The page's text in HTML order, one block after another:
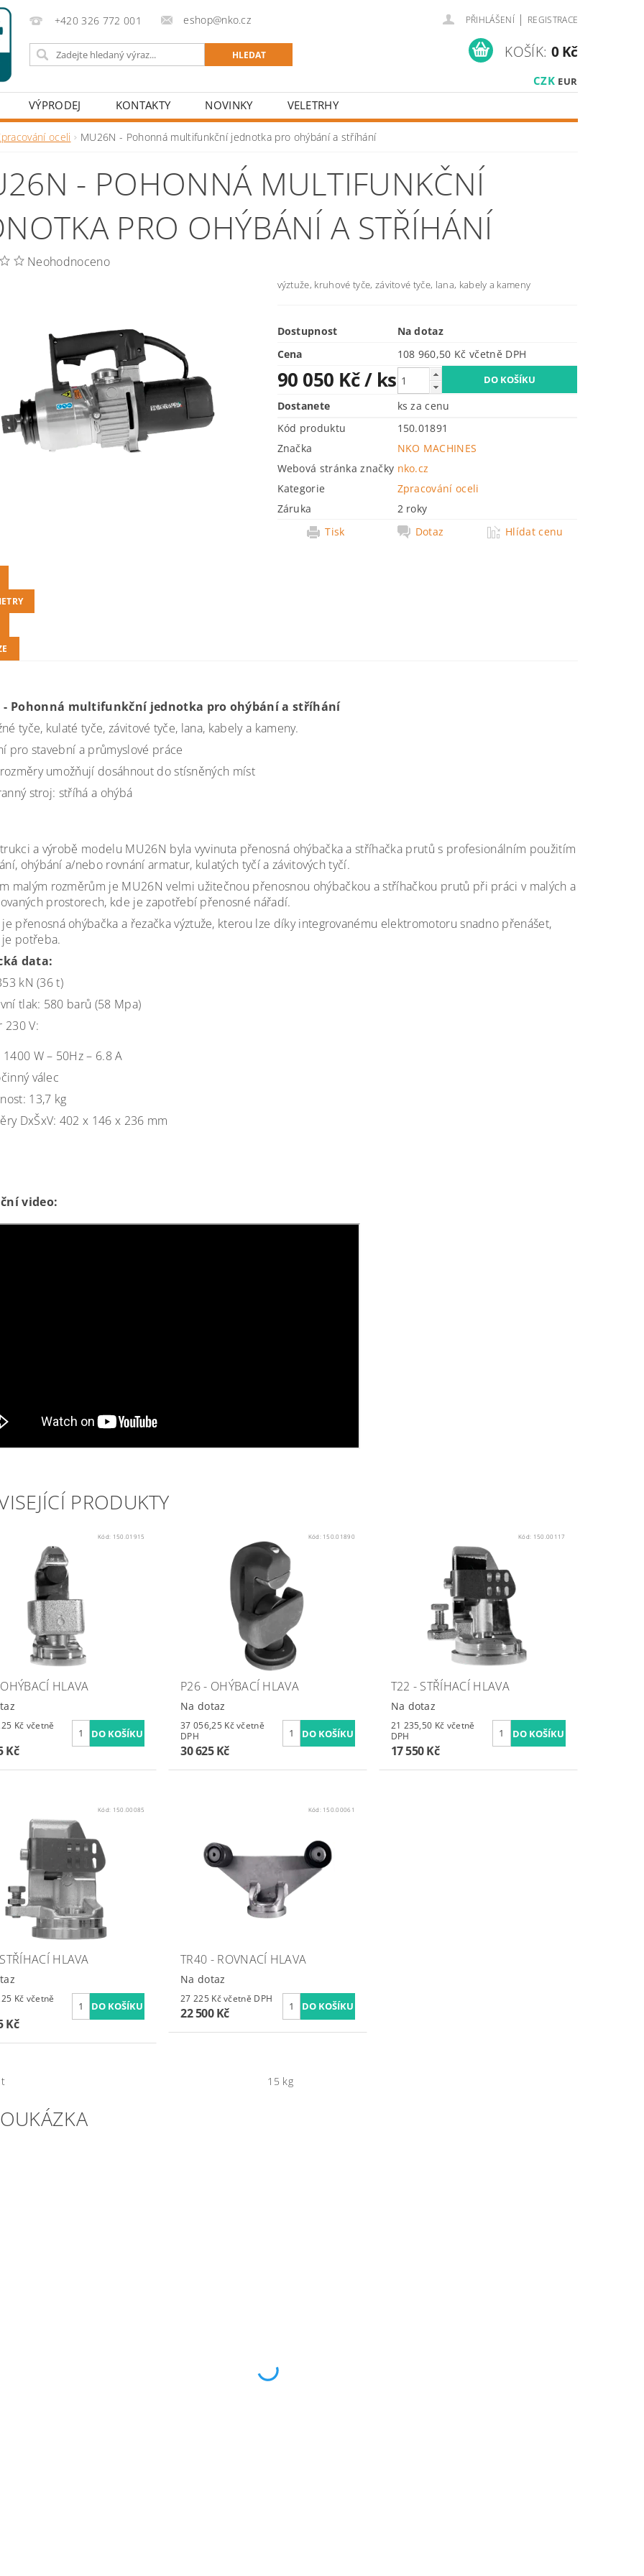
+420 326 772 001 eshop@nko.cz PŘIHLÁŠENÍ | REGISTRACE
CZK EUR
KOŠÍK: 0 Kč
VÝPRODEJ KONTAKTY NOVINKY VELETRHY
oceli MU26N - Pohonná multifunkční jednotka pro ohýbání a stříhání
- POHONNÁ MULTIFUNKČNÍ
PRO OHÝBÁNÍ A STŘÍHÁNÍ
Neohodnoceno
výztuže, kruhové tyče, závitové tyče, lana, kabely a kameny
Dostupnost
Na dotaz
Cena
108 960,50 Kč včetně DPH
90 050 Kč/ ks
Dostanete
ks za cenu
Kód produktu
150.01891
Značka
NKO MACHINES
Webová stránka značky nko.cz
Kategorie
Zpracování oceli
Záruka
2 roky
Tisk
Dotaz Hlídat cenu
- Pohonná multifunkční jednotka pro ohýbání a stříhání
tyče, kulaté tyče, závitové tyče, lana, kabely a kameny.
pro stavební a průmyslové práce
umožňují dosáhnout do stísněných míst
stroj: stříhá a ohýbá
a výrobě modelu MU26N byla vyvinuta přenosná ohýbačka a stříhačka prutů s profesionálním použitím
ohýbání a/nebo rovnání armatur, kulatých tyčí a závitových tyčí.
malým rozměrům je MU26N velmi užitečnou přenosnou ohýbačkou a stříhačkou prutů při práci v malých a
prostorech, kde je zapotřebí přenosné nářadí.
přenosná ohýbačka a řezačka výztuže, kterou lze díky integrovanému elektromotoru snadno přenášet,
potřeba.
data:
kN (36 t)
tlak: 580 barů (58 Mpa)
230 V:
1400 W – 50Hz – 6.8 A
válec
13,7 kg
DxŠxV: 402 x 146 x 236 mm
video:
PRODUKTY
Kód: 150.01915
HLAVA
včetně
Kč
Kód: 150.01890
P26 - OHÝBACÍ HLAVA
Na dotaz
37 056,25 Kč včetně
DPH
30 625 Kč
Kód: 150.00117
T22 - STŘÍHACÍ HLAVA
Na dotaz
21 235,50 Kč včetně
DPH
17 550 Kč
Kód: 150.00085
HLAVA
včetně
Kč
Kód: 150.00061
TR40 - ROVNACÍ HLAVA
Na dotaz
27 225 Kč včetně DPH
22 500 Kč
15 kg